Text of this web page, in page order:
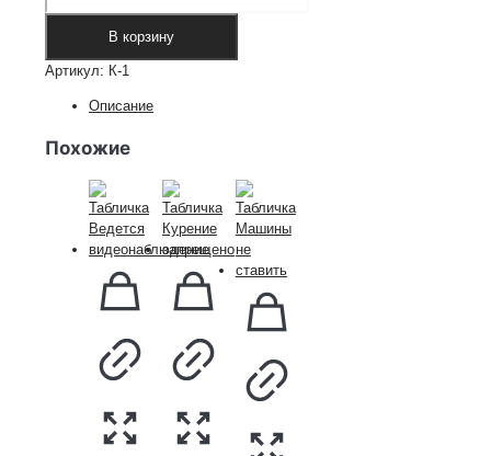
Табличка
кормить"
В корзину
Артикул: К-1
Описание
Похожие